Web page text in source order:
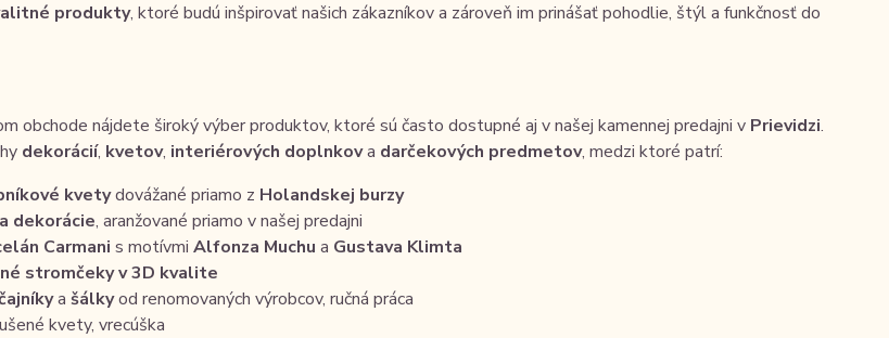
produkty, ktoré budú inšpirovať našich zákazníkov a zároveň im prinášať pohodlie, štýl a funkčnosť do
obchode nájdete široký výber produktov, ktoré sú často dostupné aj v našej kamennej predajni v Prievidzi.
dekorácií, kvetov, interiérových doplnkova darčekových predmetov, medzi ktoré patrí:
kvetydovážané priamo z Holandskej burzy
dekorácie, aranžované priamo v našej predajni
Carmani s motívmi Alfonza Muchu a Gustava Klimta
stromčeky v 3D kvalite
a šálkyod renomovaných výrobcov, ručná práca
kvety, vrecúška